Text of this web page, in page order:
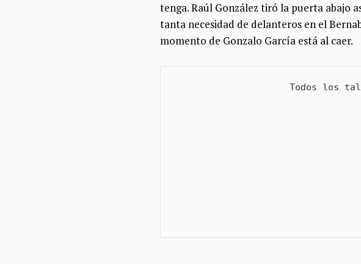
tenga. Raúl González tiró la puerta abajo
tanta necesidad de delanteros en el
momento de Gonzalo García está al caer.
Todos los